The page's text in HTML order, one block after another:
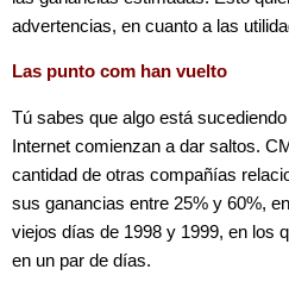
advertencias, en cuanto a las
Las punto com han vuelto
Tú sabes que algo está
Internet comienzan a dar saltos.
cantidad de otras compañías
sus ganancias entre 25% y 60%,
viejos días de 1998 y 1999, en los
en un par de días.